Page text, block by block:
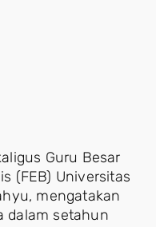
Guru Besar
(FEB) Universitas
mengatakan
dalam setahun